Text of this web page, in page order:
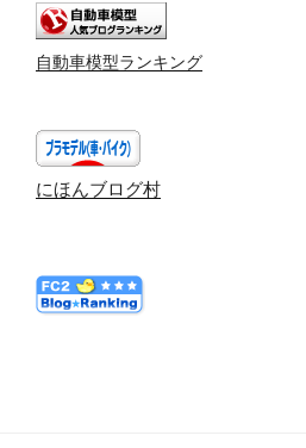
自動車模型ランキング
にほんブログ村